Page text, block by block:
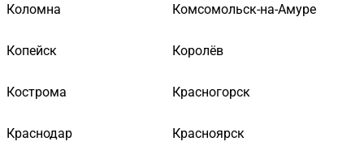
Коломна Комсомольск-на-Амуре
Копейск Королёв
Кострома Красногорск
Краснодар Красноярск